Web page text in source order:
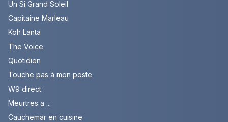
Un Si Grand Soleil
Capitaine Marleau
Koh Lanta
The Voice
Quotidien
Touche pas à mon poste
W9 direct
Meurtres a ...
Cauchemar en cuisine